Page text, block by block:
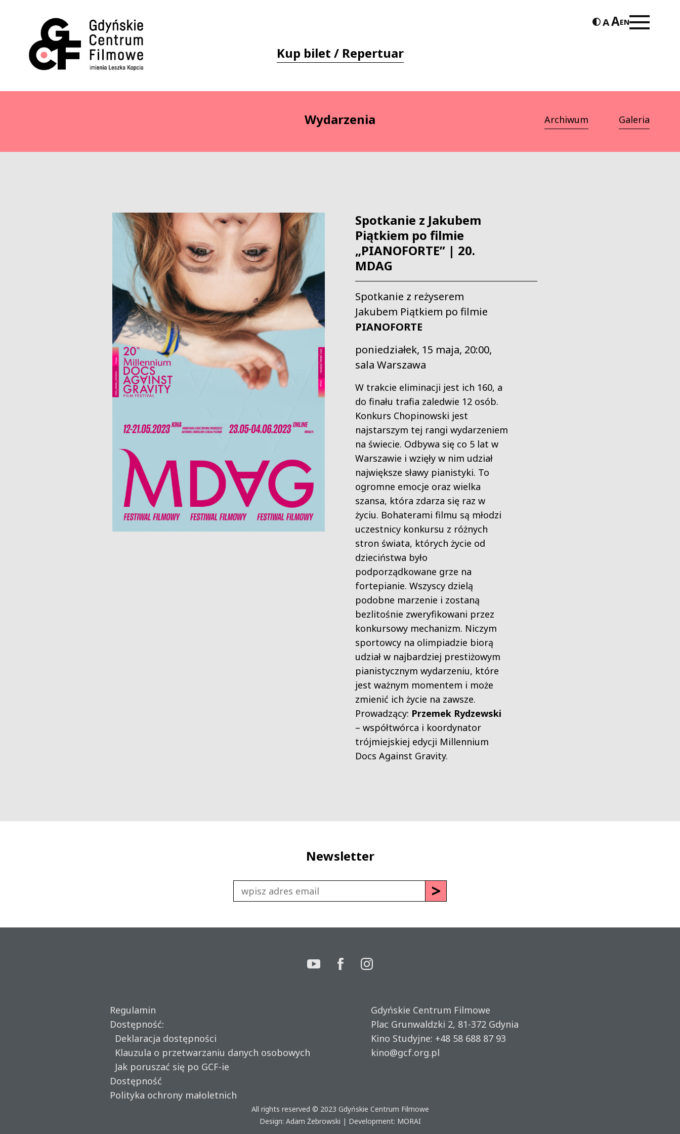
Kup bilet / Repertuar
EN
Wydarzenia Archiwum Galeria
Spotkanie z Jakubem
Piątkiem po filmie
„PIANOFORTE” | 20.
MDAG
Spotkanie z reżyserem
Jakubem Piątkiem po filmie
PIANOFORTE
poniedziałek, 15 maja, 20:00,
sala Warszawa
W trakcie eliminacji jest ich 160, a
do finału trafia zaledwie 12 osób.
Konkurs Chopinowski jest
najstarszym tej rangi wydarzeniem
na świecie. Odbywa się co 5 lat w
Warszawie i wzięły w nim udział
największe sławy pianistyki. To
ogromne emocje oraz wielka
szansa, która zdarza się raz w
życiu. Bohaterami filmu są młodzi
uczestnicy konkursu z różnych
stron świata, których życie od
dzieciństwa było
podporządkowane grze na
fortepianie. Wszyscy dzielą
podobne marzenie i zostaną
bezlitośnie zweryfikowani przez
konkursowy mechanizm. Niczym
sportowcy na olimpiadzie biorą
udział w najbardziej prestiżowym
pianistycznym wydarzeniu, które
jest ważnym momentem i może
zmienić ich życie na zawsze.
Prowadzący: Przemek Rydzewski
– współtwórca i koordynator
trójmiejskiej edycji Millennium
Docs Against Gravity.
Newsletter
Regulamin
Dostępność:
Deklaracja dostępności
Klauzula o przetwarzaniu danych osobowych
Jak poruszać się po GCF-ie
Dostępność
Polityka ochrony małoletnich
Gdyńskie Centrum Filmowe
Plac Grunwaldzki 2, 81-372 Gdynia
Kino Studyjne: +48 58 688 87 93
kino@gcf.org.pl
All rights reserved © 2023 Gdyńskie Centrum Filmowe
Design: Adam Żebrowski | Development: MORAI